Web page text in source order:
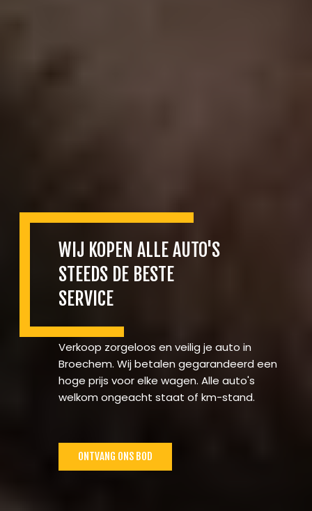
WIJ KOPEN ALLE AUTO'S
STEEDS DE BESTE
SERVICE
Verkoop zorgeloos en veilig je auto in
Broechem. Wij betalen gegarandeerd een
hoge prijs voor elke wagen. Alle auto's
welkom ongeacht staat of km-stand.
ONTVANG ONS BOD